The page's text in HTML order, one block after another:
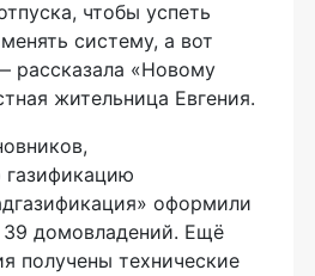
чтобы успеть
систему, а вот
рассказала «Новому
жительница Евгения.
оформили
домовладений. Ещё
получены технические